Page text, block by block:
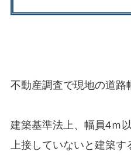
不動産調査で現地の道路
建築基準法上、幅員4ｍ
上接していないと建築す